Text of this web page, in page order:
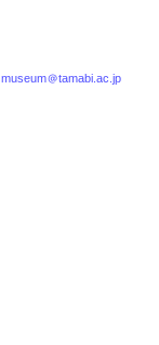
museum@tamabi.ac.jp